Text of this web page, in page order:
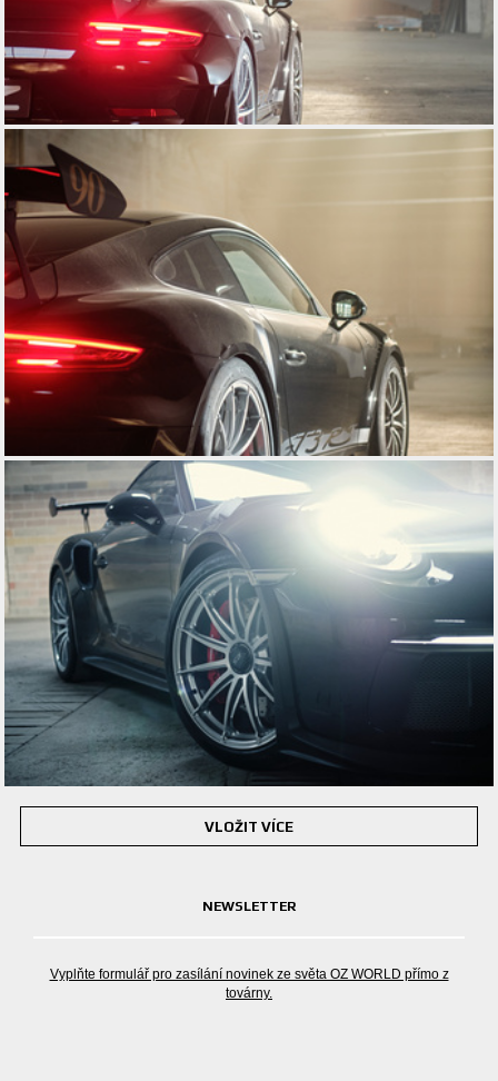
VLOŽIT VÍCE
NEWSLETTER
Vyplňte formulář pro zasílání novinek ze světa OZ WORLD přímo z
továrny.